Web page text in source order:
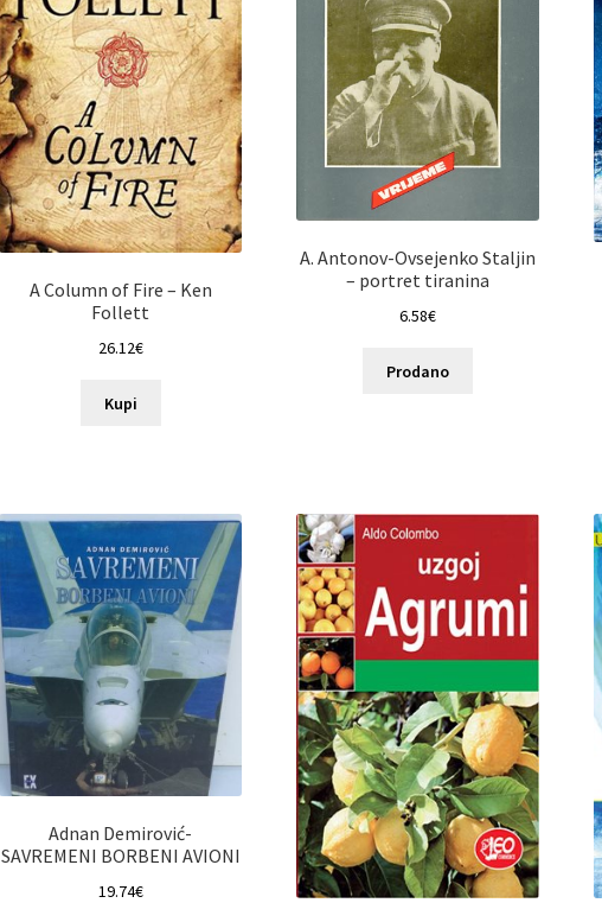
A Column of Fire – Ken
Follett
26.12€
Kupi
A. Antonov-Ovsejenko Staljin
– portret tiranina
6.58€
Prodano
Adnan Demirović-
SAVREMENI BORBENI AVIONI
19.74€